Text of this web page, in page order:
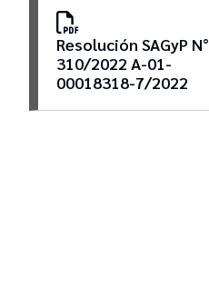
Resolución SAGyP N°
310/2022 A-01-
00018318-7/2022